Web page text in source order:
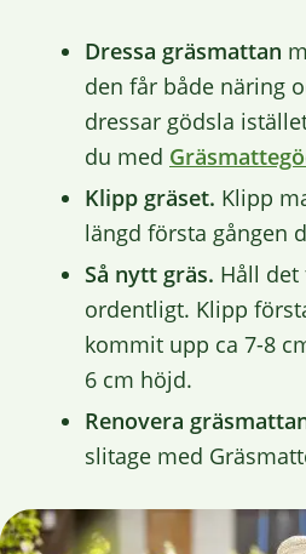
Dressa gräsmattan
den får både näring
dressar gödsla
du med
Klipp gräset. Klipp
längd första gången
Så nytt gräs. Håll
ordentligt. Klipp
kommit upp ca 7-8
6 cm höjd.
Renovera
slitage med